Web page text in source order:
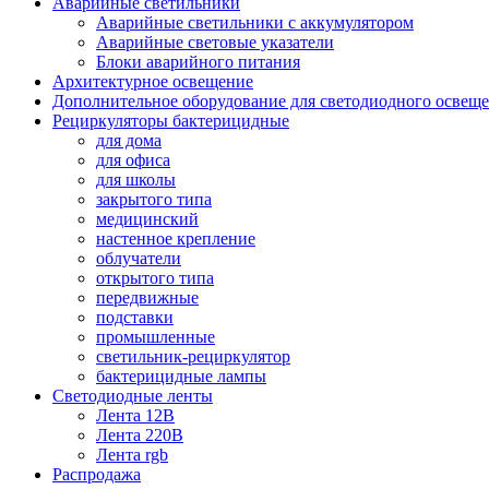
Аварийные светильники с аккумулятором
Аварийные световые указатели
Блоки аварийного питания
Архитектурное освещение
Дополнительное оборудование для светодиодного
Рециркуляторы бактерицидные
для дома
для офиса
для школы
закрытого типа
медицинский
настенное крепление
облучатели
открытого типа
передвижные
подставки
промышленные
светильник-рециркулятор
бактерицидные лампы
Светодиодные ленты
Лента 12В
Лента 220В
Лента rgb
Распродажа